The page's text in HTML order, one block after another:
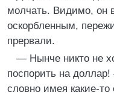
молчать. Видимо, он
оскорбленным,
прервали.
— Нынче никто не
поспорить на
словно имея какие-